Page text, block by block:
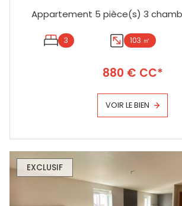
3 103 ㎡
880 € CC*
VOIR LE BIEN
EXCLUSIF